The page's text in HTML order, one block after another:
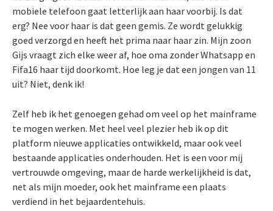
mobiele telefoon gaat letterlijk aan haar voorbij. Is dat
erg? Nee voor haar is dat geen gemis. Ze wordt gelukkig
goed verzorgd en heeft het prima naar haar zin. Mijn zoon
Gijs vraagt zich elke weer af, hoe oma zonder Whatsapp en
Fifa16 haar tijd doorkomt. Hoe leg je dat een jongen van 11
uit? Niet, denk ik!
Zelf heb ik het genoegen gehad om veel op het mainframe
te mogen werken. Met heel veel plezier heb ik op dit
platform nieuwe applicaties ontwikkeld, maar ook veel
bestaande applicaties onderhouden. Het is een voor mij
vertrouwde omgeving, maar de harde werkelijkheid is dat,
net als mijn moeder, ook het mainframe een plaats
verdiend in het bejaardentehuis.